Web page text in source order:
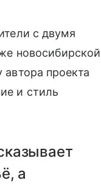
с двумя
новосибирской
проекта
и стиль
а